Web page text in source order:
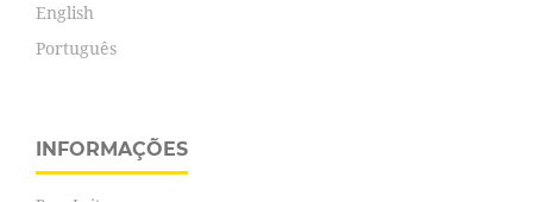
English
Português
INFORMAÇÕES